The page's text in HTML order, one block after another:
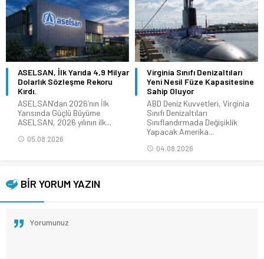
ASELSAN, İlk Yarıda 4,9 Milyar
Dolarlık Sözleşme Rekoru
Kırdı.
ASELSAN’dan 2026’nın İlk
Yarısında Güçlü Büyüme
ASELSAN, 2026 yılının ilk...
05.08.2026
Virginia Sınıfı Denizaltıları
Yeni Nesil Füze Kapasitesine
Sahip Oluyor
ABD Deniz Kuvvetleri, Virginia
Sınıfı Denizaltıları
Sınıflandırmada Değişiklik
Yapacak Amerika...
04.08.2026
BİR YORUM YAZIN